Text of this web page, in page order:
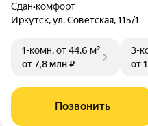
Сдан•комфорт
Иркутск, ул. Советская, 115/1
1-комн.от 44,6 м²
от 7,8 млн ₽
3-
от
Позвонить